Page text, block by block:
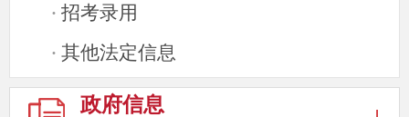
· 招考录用
· 其他法定信息
政府信息